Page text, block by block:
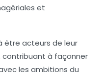
et
être acteurs de leur
contribuant à façonner
les ambitions du